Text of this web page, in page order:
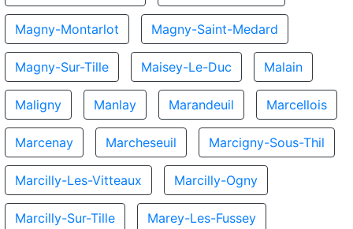
Magny-Montarlot Magny-Saint-Medard
Magny-Sur-Tille Maisey-Le-Duc Malain
Maligny Manlay Marandeuil Marcellois
Marcenay Marcheseuil Marcigny-Sous-Thil
Marcilly-Les-Vitteaux Marcilly-Ogny
Marcilly-Sur-Tille Marey-Les-Fussey